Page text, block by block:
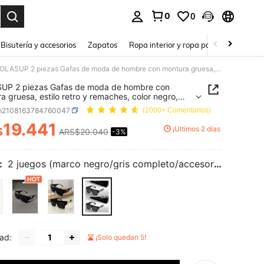
0 0
Bisutería y accesorios Zapatos Ropa interior y ropa para dormir
POLASUP 2 piezas Gafas de moda de hombre con montura gruesa, estilo retro y remaches, color negro, adecuadas para la playa, la piscina, las vacaciones, al aire libre, de moda y
2 piezas Gafas de moda de hombre con
gruesa, estilo retro y remaches, color negro,
para la playa, la piscina, las vacaciones, al
de moda y
(1000+ Comentarios)
AND AVAILABILITY
19.441 ARS$20.040 -3% ¡Últimos 2 días
2 juegos (marco negro/gris completo/accesorios dorados M) (sin caja)
¡Solo quedan 5!